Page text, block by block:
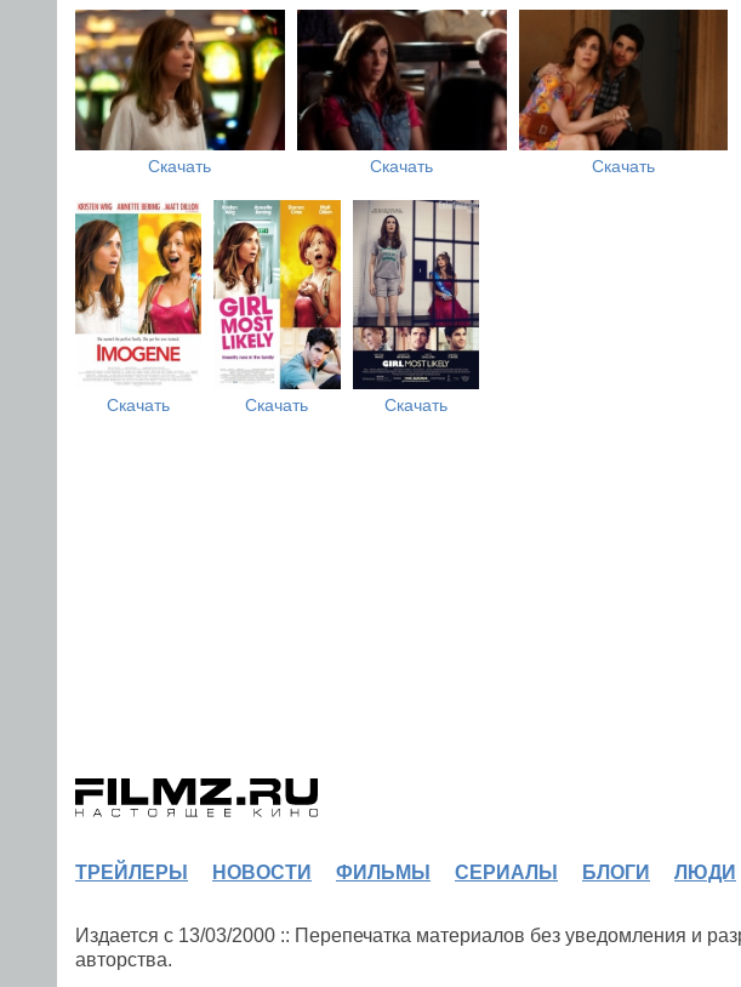
Скачать Скачать Скачать
Скачать Скачать Скачать
ТРЕЙЛЕРЫ НОВОСТИ ФИЛЬМЫ СЕРИАЛЫ БЛОГИ ЛЮДИ
Издается с 13/03/2000 :: Перепечатка материалов без уведомления и
авторства.